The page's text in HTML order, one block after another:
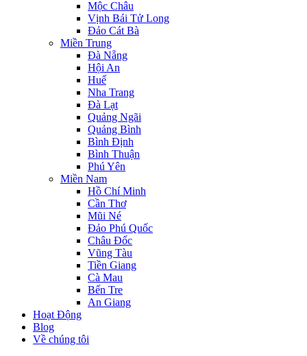
Mộc Châu
Vịnh Bái Tử Long
Đảo Cát Bà
Miền Trung
Đà Nẵng
Hội An
Huế
Nha Trang
Đà Lạt
Quảng Ngãi
Quảng Bình
Bình Định
Bình Thuận
Phú Yên
Miền Nam
Hồ Chí Minh
Cần Thơ
Mũi Né
Đảo Phú Quốc
Châu Đốc
Vũng Tàu
Tiền Giang
Cà Mau
Bến Tre
An Giang
Hoạt Động
Blog
Về chúng tôi